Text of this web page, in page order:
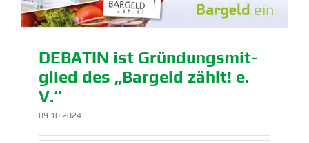
DEBATIN ist Grün­dungs­mit­
glied des „Bar­geld zählt! e.
V.“
09.10.2024